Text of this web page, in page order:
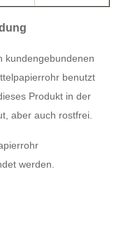
kundengebundenen
benutzt
Produkt in der
aber auch rostfrei.
werden.